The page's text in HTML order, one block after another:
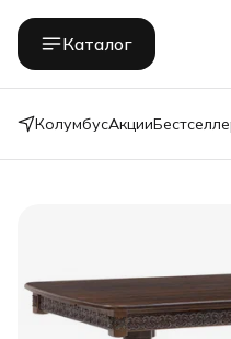
Каталог
КолумбусАкции